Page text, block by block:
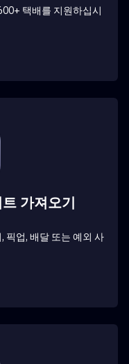
택배를 지원하십시
가져오기
픽업, 배달 또는 예외 사